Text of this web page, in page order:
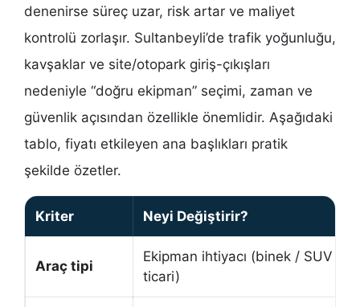
denenirse süreç uzar, risk artar ve maliyet
kontrolü zorlaşır. Sultanbeyli’de trafik yoğunluğu,
kavşaklar ve site/otopark giriş-çıkışları
nedeniyle “doğru ekipman” seçimi, zaman ve
güvenlik açısından özellikle önemlidir. Aşağıdaki
tablo, fiyatı etkileyen ana başlıkları pratik
şekilde özetler.
Kriter Neyi Değiştirir?
Araç tipi
Ekipman ihtiyacı (binek / SUV /
ticari)